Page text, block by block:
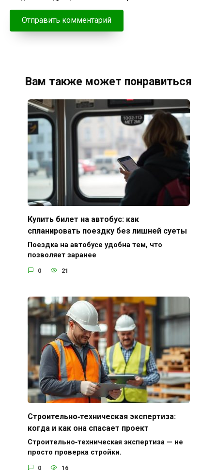
Вам также может понравиться
Купить билет на автобус: как
спланировать поездку без лишней суеты
Поездка на автобусе удобна тем, что
позволяет заранее
0 21
Строительно‑техническая экспертиза:
когда и как она спасает проект
Строительно‑техническая экспертиза — не
просто проверка стройки.
0 16